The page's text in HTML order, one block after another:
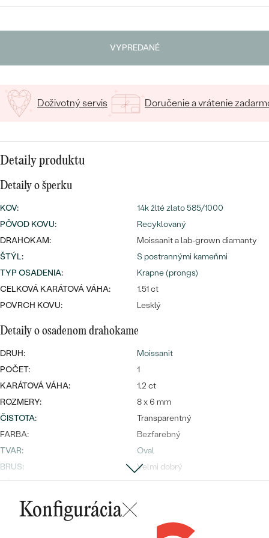
Najpredávanejšie
svadobné
obrúčky
DRAHOKAM
PODĽA MATERIÁLU
ZLATO
STRIEBRO
Wave kolekcia
S LAB GROWN DIAMANTMI
PODĽA ŠTÝLU
PERSONALIZOVANÉ
PODĽA PRÍLEŽITOSTI
PODĽA FARBY
PODĽA TVARU DRAHOKAMU
DIAMANTY
Najpredávanejšie
náušnice
PREZRIEŤ
Personalizované
prívesky
LUXUSNÉ
Najpredávanejšie
prstene
VYPREDANÉ
Doživotný servis Doručenie a vrátenie
Detaily produktu
Detaily o šperku
KOV:
14k žlté zlato 585/1000
PÔVOD KOVU:
Recyklovaný
DRAHOKAM:
Moissanit a lab-grown diamanty
ŠTÝL:
S postrannými kameňmi
TYP OSADENIA:
Krapne (prongs)
CELKOVÁ KARÁTOVÁ VÁHA:
1.51 ct
POVRCH KOVU:
Lesklý
Detaily o osadenom drahokame
DRUH:
Moissanit
POČET:
1
KARÁTOVÁ VÁHA:
1,2 ct
ROZMERY:
8 x 6 mm
ČISTOTA:
Transparentný
FARBA:
Bezfarebný
TVAR:
Oval
BRUS:
Velmi dobrý
PÔVOD:
Vytvorený v laboratóriu
Postranné drahokamy
Lab-grown diamant
Konfigurácia